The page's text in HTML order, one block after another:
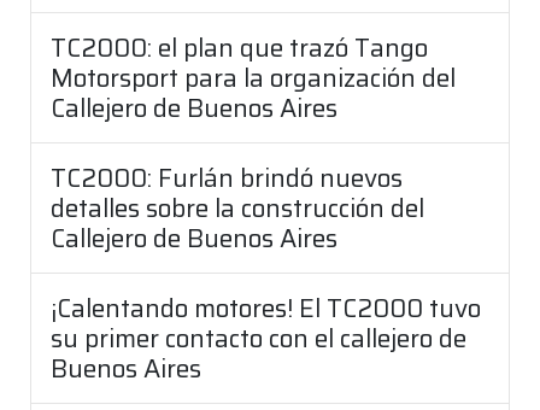
TC2000: el plan que trazó Tango
Motorsport para la organización del
Callejero de Buenos Aires
TC2000: Furlán brindó nuevos
detalles sobre la construcción del
Callejero de Buenos Aires
¡Calentando motores! El TC2000 tuvo
su primer contacto con el callejero de
Buenos Aires